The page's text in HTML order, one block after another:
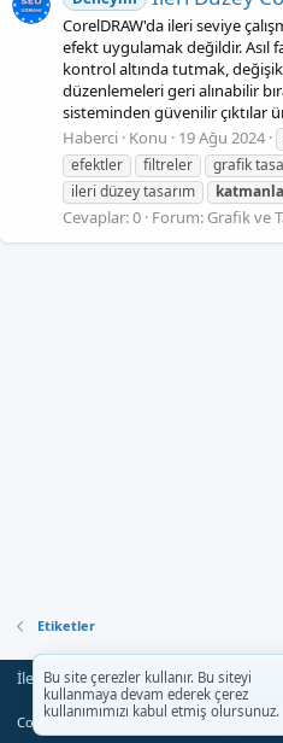
CorelDRAW'da ileri seviye
efekt uygulamak değildir. Asıl
kontrol altında tutmak,
düzenlemeleri geri alınabilir
sisteminden güvenilir çıktılar
Haberci Konu 19 Ağu 2024
efektler
filtreler grafik
ileri düzey tasarım
Cevaplar: 0 Forum: Grafik ve
Etiketler
İletişim Şartlar Gizlilik Yardım
Community platform by XenForo® ©
Bu site çerezler kullanır. Bu siteyi
kullanmaya devam ederek çerez
kullanımımızı kabul etmiş olursunuz.